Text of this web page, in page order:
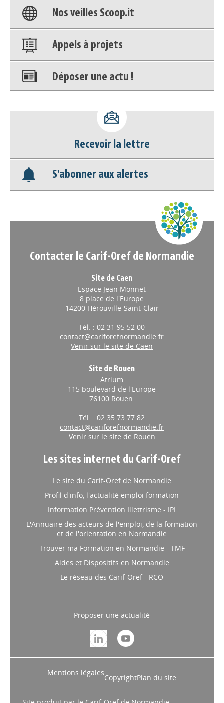
Nos veilles Scoop.it
Appels à projets
Déposer une actu !
déconnecter)
Base documentaire
Nos veilles Scoop.it
Recevoir la lettre
S'abonner aux alertes
Contacter le Carif-Oref de Normandie
Site de Caen
Espace Jean Monnet
8 place de l'Europe
14200 Hérouville-Saint-Clair
Tél. : 02 31 95 52 00
contact@cariforefnormandie.fr
Venir sur le site de Caen
Site de Rouen
Atrium
115 boulevard de l'Europe
76100 Rouen
Tél. : 02 35 73 77 82
contact@cariforefnormandie.fr
Venir sur le site de Rouen
Les sites internet du Carif-Oref
Le site du Carif-Oref de Normandie
Profil d'info, l'actualité emploi formation
Information Prévention Illettrisme - IPI
L'Annuaire des acteurs de l'emploi, de la formation
et de l'orientation en Normandie
Trouver ma Formation en Normandie - TMF
Aides et Dispositifs en Normandie
Le réseau des Carif-Oref - RCO
Proposer une actualité
Mentions légales
CopyrightPlan du site